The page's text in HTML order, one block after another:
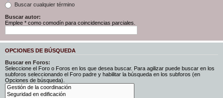
Buscar cualquier término
Buscar autor:
Emplee * como comodín para coincidencias parciales.
OPCIONES DE BÚSQUEDA
Buscar en Foros:
Seleccione el Foro o Foros en los que desea buscar. Para agilizar puede buscar en los
subforos seleccionando el Foro padre y habilitar la búsqueda en los subforos (en
Opciones de búsqueda).